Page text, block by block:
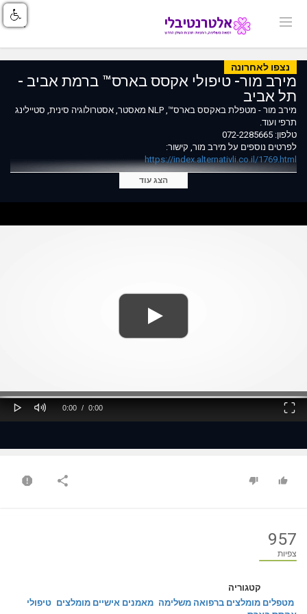
נצפו לאחרונה
מירב מור- טיפולי אקסס בארס™ ברמת אביב -
תל אביב
מירב מור - מטפלת באקסס בארס™, NLP מאסטר, אסטרולוגיה סינית, סטיילינג
תרפי ועוד.
טלפון: 072-2285665
לפרטים נוספים על מירב מור, קישור:
https://index.alternativli.co.il/1769.html
הצג עוד
Play Mute
Current
0:00 /
Duration
0:00
Fullscreen
957
צפיות
קטגוריה
מטפלים מומלצים ברפואה משלימה מאמנים אישיים מומלצים טיפולי